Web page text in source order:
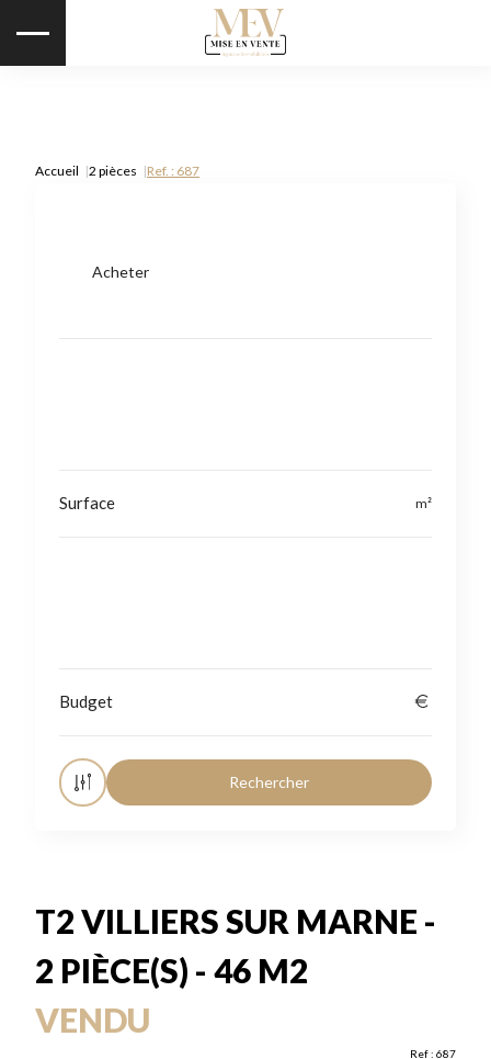
Accueil 2 pièces Ref. : 687
Acheter
T2 VILLIERS SUR MARNE -
2 PIÈCE(S) - 46 M2
VENDU
Ref : 687